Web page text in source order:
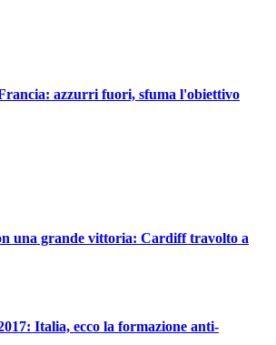
azzurri fuori, sfuma l'obiettivo
una grande vittoria: Cardiff travolto a
Italia, ecco la formazione anti-